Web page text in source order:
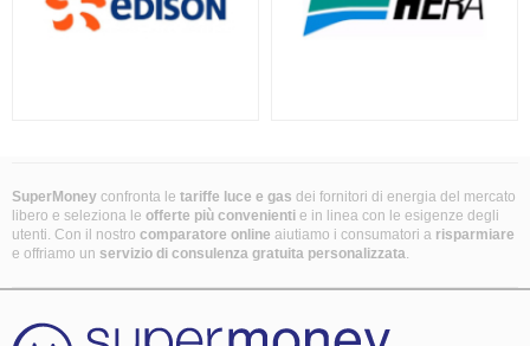
SuperMoney confronta le tariffe luce e gas dei fornitori di energia del mercato
libero e seleziona le offerte più convenienti e in linea con le esigenze degli
utenti. Con il nostro comparatore online aiutiamo i consumatori a risparmiare
e offriamo un servizio di consulenza gratuita personalizzata.